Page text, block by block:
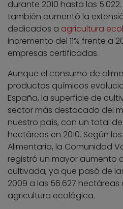
durante 2010 hasta las
también aumentó la
dedicados a agricultura
incremento del 11% frente a
empresas certificadas.
Aunque el consumo de
productos químicos
España, la superficie de
sector más destacado del
nuestro país, con un total de
hectáreas en 2010. Según
Alimentaria, la Comunidad
registró un mayor aumento
cultivada, ya que pasó de
2009 a las 56.627 hectáreas
agricultura ecológica.